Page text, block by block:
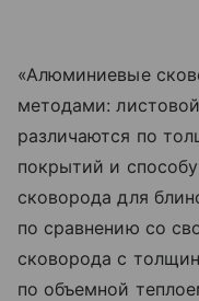
«Алюминиевые
методами:
различаются по
покрытий и
сковорода для
по сравнению со
сковорода с
по объемной